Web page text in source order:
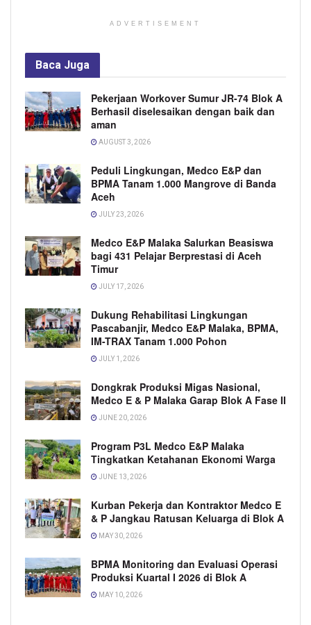
ADVERTISEMENT
Baca Juga
Pekerjaan Workover Sumur JR-74 Blok A
Berhasil diselesaikan dengan baik dan
aman
AUGUST 3, 2026
Peduli Lingkungan, Medco E&P dan
BPMA Tanam 1.000 Mangrove di Banda
Aceh
JULY 23, 2026
Medco E&P Malaka Salurkan Beasiswa
bagi 431 Pelajar Berprestasi di Aceh
Timur
JULY 17, 2026
Dukung Rehabilitasi Lingkungan
Pascabanjir, Medco E&P Malaka, BPMA,
IM-TRAX Tanam 1.000 Pohon
JULY 1, 2026
Dongkrak Produksi Migas Nasional,
Medco E & P Malaka Garap Blok A Fase II
JUNE 20, 2026
Program P3L Medco E&P Malaka
Tingkatkan Ketahanan Ekonomi Warga
JUNE 13, 2026
Kurban Pekerja dan Kontraktor Medco E
& P Jangkau Ratusan Keluarga di Blok A
MAY 30, 2026
BPMA Monitoring dan Evaluasi Operasi
Produksi Kuartal I 2026 di Blok A
MAY 10, 2026